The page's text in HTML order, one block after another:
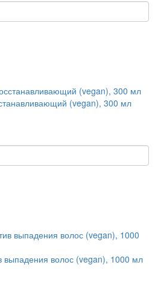
(vegan), 300 мл
волос (vegan), 1000 мл